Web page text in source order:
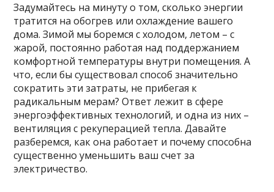
Задумайтесь на минуту о том, сколько энергии
тратится на обогрев или охлаждение вашего
дома. Зимой мы боремся с холодом, летом – с
жарой, постоянно работая над поддержанием
комфортной температуры внутри помещения. А
что, если бы существовал способ значительно
сократить эти затраты, не прибегая к
радикальным мерам? Ответ лежит в сфере
энергоэффективных технологий, и одна из них –
вентиляция с рекуперацией тепла. Давайте
разберемся, как она работает и почему способна
существенно уменьшить ваш счет за
электричество.